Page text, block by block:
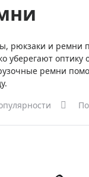
для
для луп
для приборов
рюкзаки и ремни
уберегают
ремни